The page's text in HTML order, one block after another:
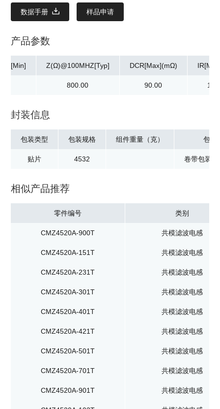
数据手册 样品申请
产品参数
Z(Ω)@100MHZ[Typ]
800.00
DCR[Max](mΩ)
90.00
封装信息
包装类型
贴片
包装规格
4532
组件重量（克） 包装
卷带包装
相似产品推荐
零件编号 类别
CMZ4520A-900T 共模滤波电感
CMZ4520A-151T 共模滤波电感
CMZ4520A-231T 共模滤波电感
CMZ4520A-301T 共模滤波电感
CMZ4520A-401T 共模滤波电感
CMZ4520A-421T 共模滤波电感
CMZ4520A-501T 共模滤波电感
CMZ4520A-701T 共模滤波电感
CMZ4520A-901T 共模滤波电感